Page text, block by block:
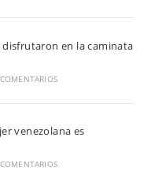
en la caminata
venezolana es